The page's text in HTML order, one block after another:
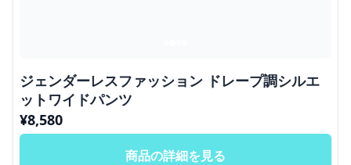
ジェンダーレスファッション ドレープ調シルエ
ットワイドパンツ
¥8,580
商品の詳細を見る